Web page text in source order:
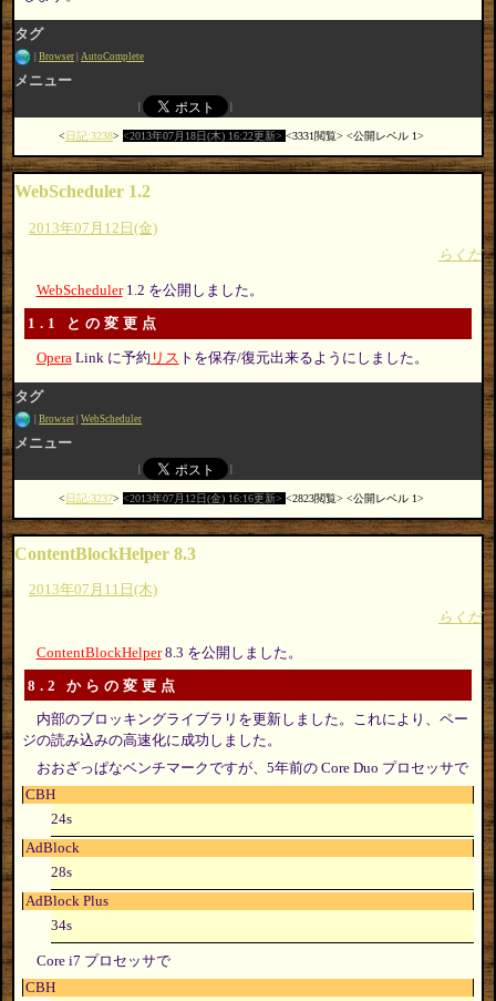
タグ
Browser AutoComplete
メニュー
日記:3238 2013年07月18日(木) 16:22更新 3331閲覧 公開レベル 1
WebScheduler 1.2
2013年07月12日(金)
らくだ
WebScheduler1.2 を公開しました。
1.1 との変更点
Opera Link に予約 リス トを保存/復元出来るようにしました。
タグ
Browser WebScheduler
メニュー
日記:3237 2013年07月12日(金) 16:16更新 2823閲覧 公開レベル 1
ContentBlockHelper 8.3
2013年07月11日(木)
らくだ
ContentBlockHelper8.3 を公開しました。
8.2 からの変更点
内部のブロッキングライブラリを更新しました。これにより、ペー
ジの読み込みの高速化に成功しました。
おおざっぱなベンチマークですが、5年前の Core Duo プロセッサで
CBH
24s
AdBlock
28s
AdBlock Plus
34s
Core i7 プロセッサで
CBH